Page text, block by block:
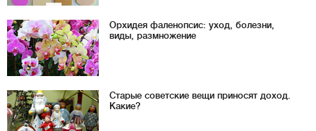
Орхидея фаленопсис: уход, болезни,
виды, размножение
Старые советские вещи приносят доход.
Какие?